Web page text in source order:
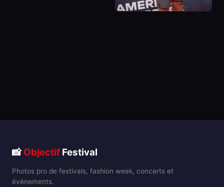
📸Objectif Festival
Photos pro de festivals, fashion week, concerts et
événements.